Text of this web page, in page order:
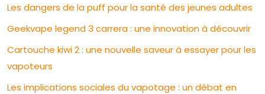
Les dangers de la puff pour la santé des jeunes adultes
Geekvape legend 3 carrera : une innovation à découvrir
Cartouche kiwi 2 : une nouvelle saveur à essayer pour les
vapoteurs
Les implications sociales du vapotage : un débat en